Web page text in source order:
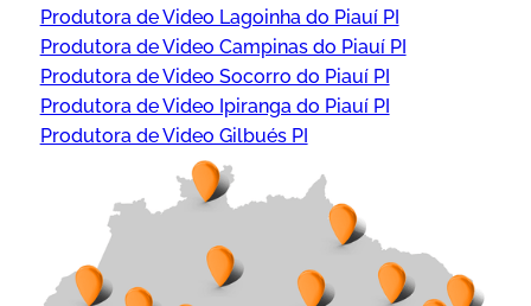
Produtora de Video Lagoinha do Piauí PI
Produtora de Video Campinas do Piauí PI
Produtora de Video Socorro do Piauí PI
Produtora de Video Ipiranga do Piauí PI
Produtora de Video Gilbués PI